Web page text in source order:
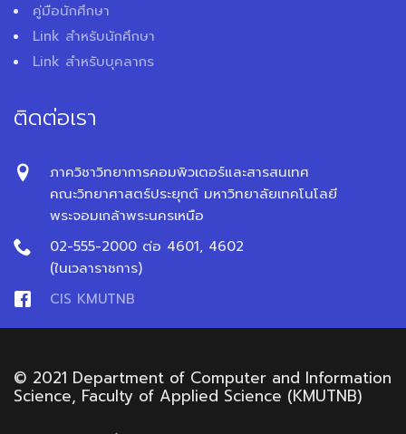
คู่มือนักศึกษา
Link สำหรับนักศึกษา
Link สำหรับบุคลากร
ติดต่อเรา
ภาควิชาวิทยาการคอมพิวเตอร์และสารสนเทศ
คณะวิทยาศาสตร์ประยุกต์ มหาวิทยาลัยเทคโนโลยี
พระจอมเกล้าพระนครเหนือ
02-555-2000 ต่อ 4601, 4602
(ในเวลาราชการ)
CIS KMUTNB
© 2021 Department of Computer and Information
Science, Faculty of Applied Science (KMUTNB)